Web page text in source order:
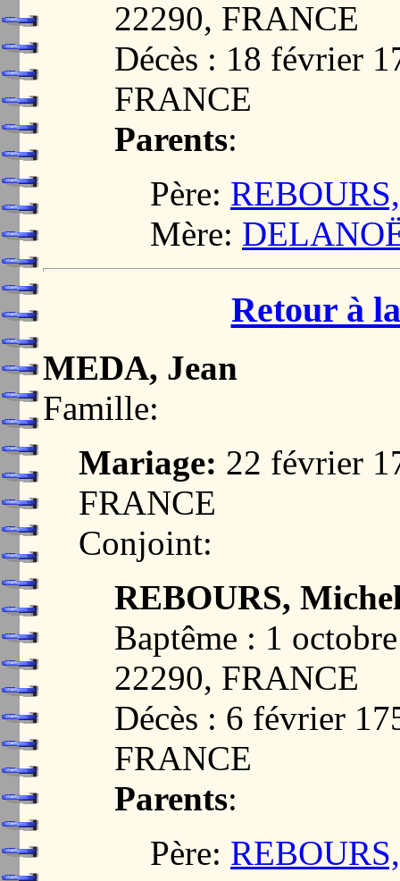
22290, FRANCE
Décès : 18 février
FRANCE
Parents:
Père:
Mère:
Retour à
MEDA, Jean
Famille:
Mariage: 22 février
FRANCE
Conjoint:
REBOURS,
Baptême : 1
22290, FRANCE
Décès : 6 février
FRANCE
Parents:
Père: